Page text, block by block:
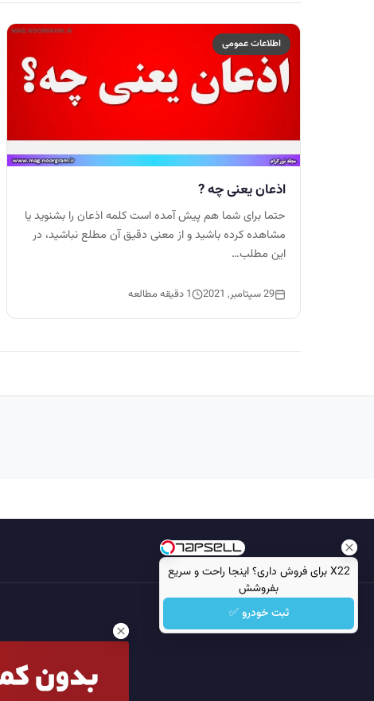
X22 برای فروش داری؟ اینجا راحت و سریع
بفروشش
ثبت خودرو ✅
اطلاعات عمومی
اذعان یعنی چه ?
حتما برای شما هم پیش آمده است کلمه اذعان را بشنوید یا
مشاهده کرده باشید و از معنی دقیق آن مطلع نباشید، در
این مطلب…
29 سپتامبر, 2021 1 دقیقه مطالعه